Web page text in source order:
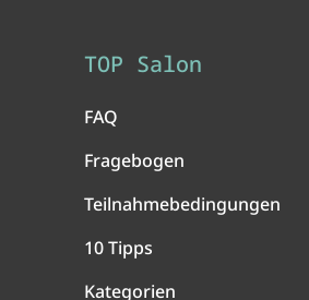
TOP Salon
FAQ
Fragebogen
Teilnahmebedingungen
10 Tipps
Kategorien